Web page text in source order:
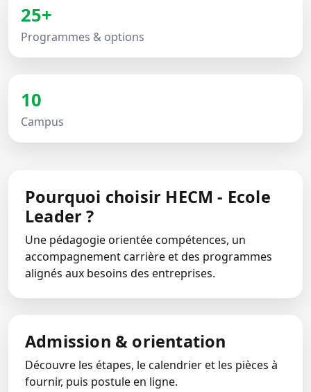
25+
Programmes & options
10
Campus
Pourquoi choisir HECM - Ecole
Leader ?
Une pédagogie orientée compétences, un
accompagnement carrière et des programmes
alignés aux besoins des entreprises.
Admission & orientation
Découvre les étapes, le calendrier et les pièces à
fournir, puis postule en ligne.